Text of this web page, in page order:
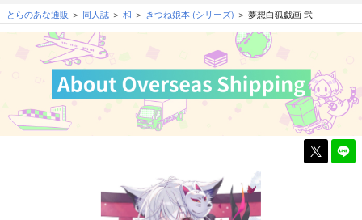
とらのあな通販 同人誌 和 きつね娘本 (シリーズ) 夢想白狐戯画 弐